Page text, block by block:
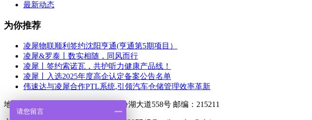
最新动态
为你推荐
凌犀物联顺利签约沈阳亨通(亨通第5期项目）
凌犀&罗泰丨数实相随，同风而行
凌犀丨签约索诺瓦，共护听力健康产品线！
凌犀丨入选2025年度高企认定备案公告名单
伟速达与凌犀合作PTL系统,引领汽车仓储管理效率革新
地址：江苏 苏州 吴江 汾湖开发区 汾湖大道558号 邮编：215211
请您留言